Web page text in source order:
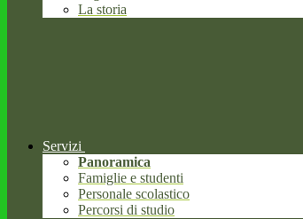
La storia
Servizi
Panoramica
Famiglie e studenti
Personale scolastico
Percorsi di studio